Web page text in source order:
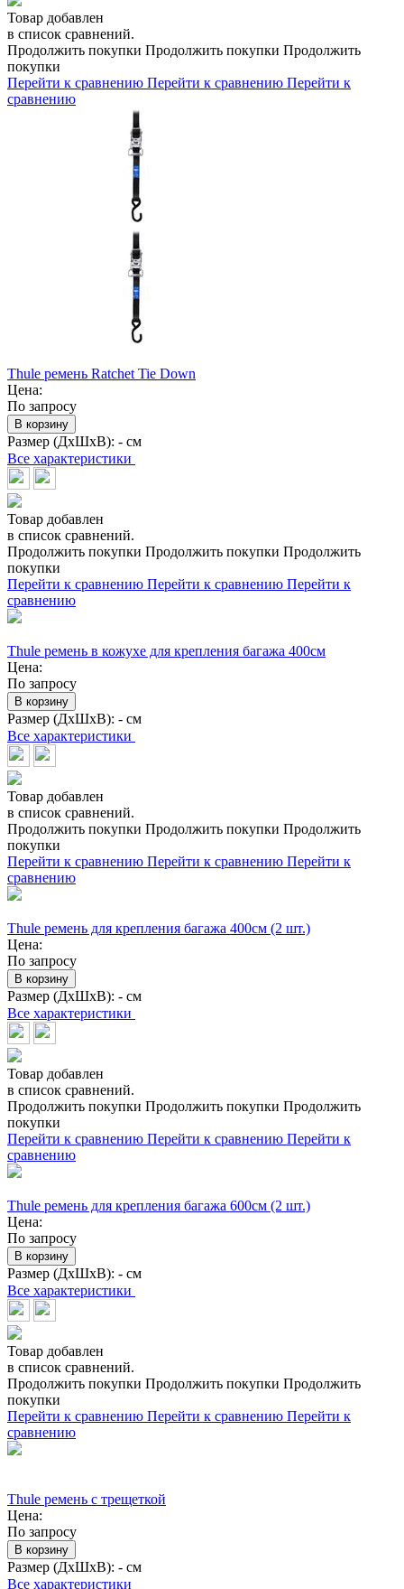
Товар добавлен
в список сравнений.
Продолжить покупки Продолжить покупки Продолжить
покупки
Перейти к сравнению Перейти к сравнению Перейти к
сравнению
Thule ремень Ratchet Tie Down
Цена:
По запросу
В корзину
Размер (ДхШхВ): - см
Все характеристики
Товар добавлен
в список сравнений.
Продолжить покупки Продолжить покупки Продолжить
покупки
Перейти к сравнению Перейти к сравнению Перейти к
сравнению
Thule ремень в кожухе для крепления багажа 400см
Цена:
По запросу
В корзину
Размер (ДхШхВ): - см
Все характеристики
Товар добавлен
в список сравнений.
Продолжить покупки Продолжить покупки Продолжить
покупки
Перейти к сравнению Перейти к сравнению Перейти к
сравнению
Thule ремень для крепления багажа 400см (2 шт.)
Цена:
По запросу
В корзину
Размер (ДхШхВ): - см
Все характеристики
Товар добавлен
в список сравнений.
Продолжить покупки Продолжить покупки Продолжить
покупки
Перейти к сравнению Перейти к сравнению Перейти к
сравнению
Thule ремень для крепления багажа 600см (2 шт.)
Цена:
По запросу
В корзину
Размер (ДхШхВ): - см
Все характеристики
Товар добавлен
в список сравнений.
Продолжить покупки Продолжить покупки Продолжить
покупки
Перейти к сравнению Перейти к сравнению Перейти к
сравнению
Thule ремень с трещеткой
Цена:
По запросу
В корзину
Размер (ДхШхВ): - см
Все характеристики